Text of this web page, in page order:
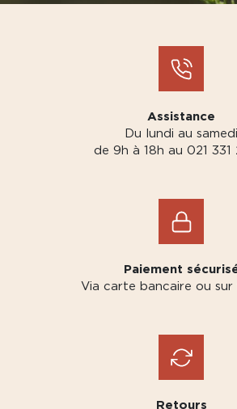
Assistance
Du lundi au samedi
de 9h à 18h au 021 331
Paiement
Via carte bancaire ou
Retours